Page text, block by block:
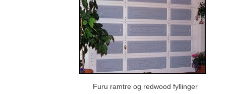
Furu ramtre og redwood fyllinger